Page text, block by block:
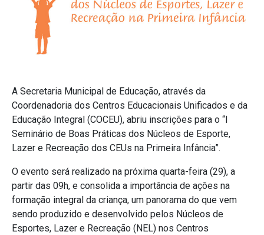
A Secretaria Municipal de Educação, através da
Coordenadoria dos Centros Educacionais Unificados e da
Educação Integral (COCEU), abriu inscrições para o “I
Seminário de Boas Práticas dos Núcleos de Esporte,
Lazer e Recreação dos CEUs na Primeira Infância”.
O evento será realizado na próxima quarta-feira (29), a
partir das 09h, e consolida a importância de ações na
formação integral da criança, um panorama do que vem
sendo produzido e desenvolvido pelos Núcleos de
Esportes, Lazer e Recreação (NEL) nos Centros